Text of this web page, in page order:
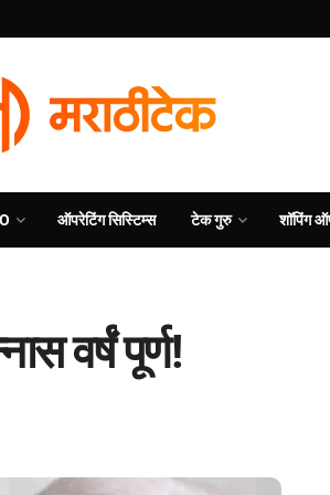
ऑपरेटिंग सिस्टिम्स टेक गुरु शॉपिंग
वर्षं पूर्ण!